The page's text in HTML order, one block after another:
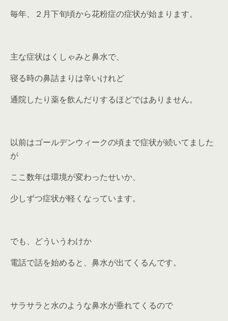
毎年、２月下旬頃から花粉症の症状が始まります。
主な症状はくしゃみと鼻水で、
寝る時の鼻詰まりは辛いけれど
通院したり薬を飲んだりするほどではありません。
以前はゴールデンウィークの頃まで症状が続いてました
が
ここ数年は環境が変わったせいか、
少しずつ症状が軽くなっています。
でも、どういうわけか
電話で話を始めると、鼻水が出てくるんです。
サラサラと水のような鼻水が垂れてくるので